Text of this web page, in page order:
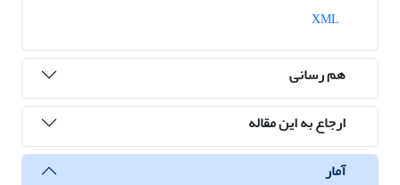
هم رسانی
ارجاع به این مقاله
آمار